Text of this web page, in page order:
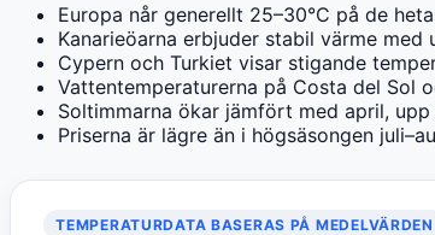
Europa når generellt 25–30°C på de
Kanarieöarna erbjuder stabil värme
Cypern och Turkiet visar stigande
Vattentemperaturerna på Costa del Sol
Soltimmarna ökar jämfört med april,
Priserna är lägre än i högsäsongen
TEMPERATURDATA BASERAS PÅ MEDELVÄRDEN